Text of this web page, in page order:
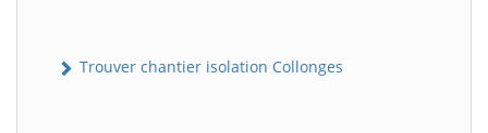
Trouver chantier isolation Collonges